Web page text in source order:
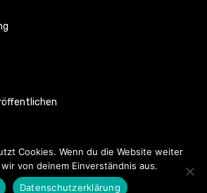
Cookies. Wenn du die Website weiter
von deinem Einverständnis aus.
Datenschutzerklärung